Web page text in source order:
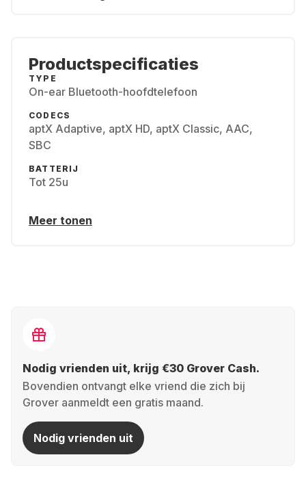
Productspecificaties
TYPE
On-ear Bluetooth-hoofdtelefoon
CODECS
aptX Adaptive, aptX HD, aptX Classic, AAC,
SBC
BATTERIJ
Tot 25u
Meer tonen
Nodig vrienden uit, krijg €30 Grover Cash.
Bovendien ontvangt elke vriend die zich bij
Grover aanmeldt een gratis maand.
Nodig vrienden uit